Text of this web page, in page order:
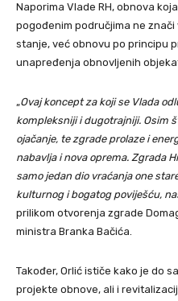
Naporima Vlade RH, obnova
pogođenim područjima ne
stanje, već obnovu po principu
unapređenja obnovljenih
„Ovaj koncept za koji se Vlada
kompleksniji i dugotrajniji. Osim
ojačanje, te zgrade prolaze i
nabavlja i nova oprema. Zgrada
samo jedan dio vraćanja one
kulturnog i bogatog poviješću,
prilikom otvorenja zgrade
ministra Branka Bačića.
Također, Orlić ističe kako je do
projekte obnove, ali i